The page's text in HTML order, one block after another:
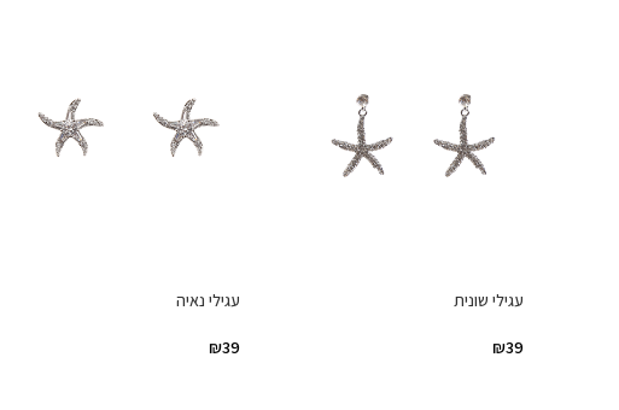
עגילי שונית
₪39
עגילי נאיה
₪39